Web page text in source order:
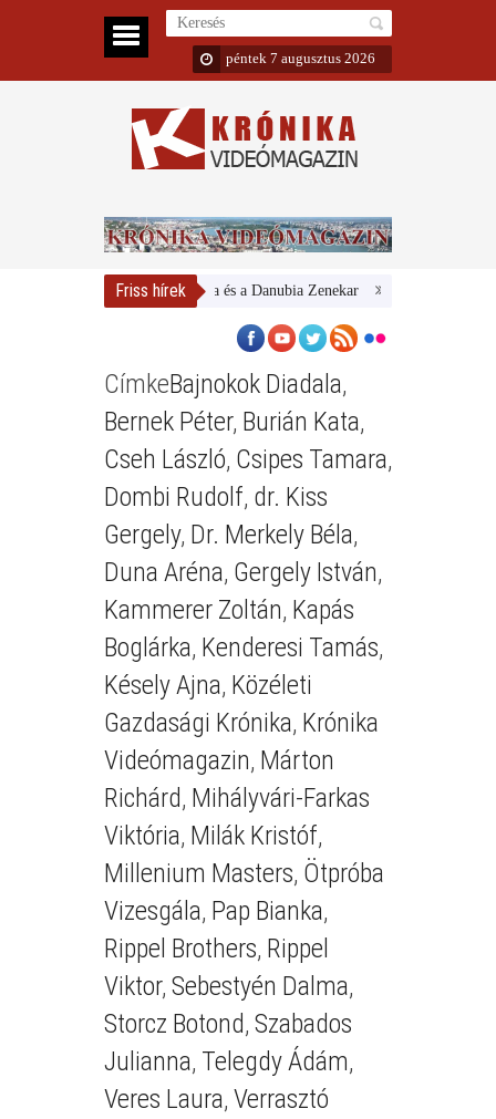
péntek 7 augusztus 2026
Friss hírek
Magyar Nemzeti Galéria és a Danubia Zenekar Bemutatta 2024/
CímkeBajnokok Diadala,
Bernek Péter, Burián Kata,
Cseh László, Csipes Tamara,
Dombi Rudolf, dr. Kiss
Gergely, Dr. Merkely Béla,
Duna Aréna, Gergely István,
Kammerer Zoltán, Kapás
Boglárka, Kenderesi Tamás,
Késely Ajna, Közéleti
Gazdasági Krónika, Krónika
Videómagazin, Márton
Richárd, Mihályvári-Farkas
Viktória, Milák Kristóf,
Millenium Masters, Ötpróba
Vizesgála, Pap Bianka,
Rippel Brothers, Rippel
Viktor, Sebestyén Dalma,
Storcz Botond, Szabados
Julianna, Telegdy Ádám,
Veres Laura, Verrasztó